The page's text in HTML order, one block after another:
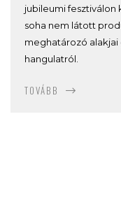
jubileumi
soha nem látott
meghatározó
hangulatról.
TOVÁBB